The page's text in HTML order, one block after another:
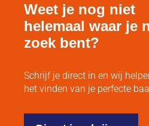
Weet je nog niet
helemaal waar je
zoek bent?
Schrijf je direct in en wij
het vinden van je perfecte